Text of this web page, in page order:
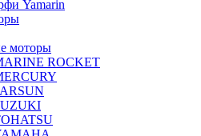
Yamarin
моторы
ROCKET